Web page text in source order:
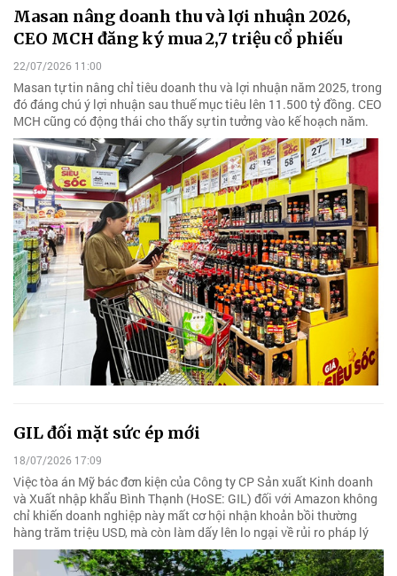
Masan nâng doanh thu và lợi nhuận 2026,
CEO MCH đăng ký mua 2,7 triệu cổ phiếu
22/07/2026 11:00
Masan tự tin nâng chỉ tiêu doanh thu và lợi nhuận năm 2025, trong
đó đáng chú ý lợi nhuận sau thuế mục tiêu lên 11.500 tỷ đồng. CEO
MCH cũng có động thái cho thấy sự tin tưởng vào kế hoạch năm.
GIL đối mặt sức ép mới
18/07/2026 17:09
Việc tòa án Mỹ bác đơn kiện của Công ty CP Sản xuất Kinh doanh
và Xuất nhập khẩu Bình Thạnh (HoSE: GIL) đối với Amazon không
chỉ khiến doanh nghiệp này mất cơ hội nhận khoản bồi thường
hàng trăm triệu USD, mà còn làm dấy lên lo ngại về rủi ro pháp lý